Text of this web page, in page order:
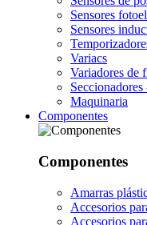
Sensores
Sensores
Variacs
Variadores de
Maquinaria
Componentes
Componentes
Amarras
Accesorios
Accesorios